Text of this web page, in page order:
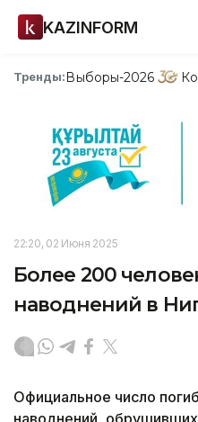
KAZINFORM
Тренды:Выборы-2026
22:20, 02 Июня 2025
Более 200
наводнений в
Официальное число